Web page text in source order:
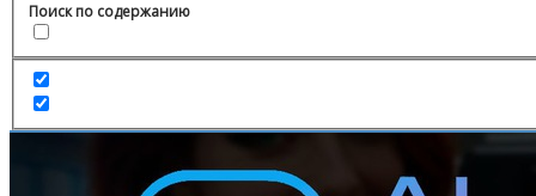
Поиск по содержанию